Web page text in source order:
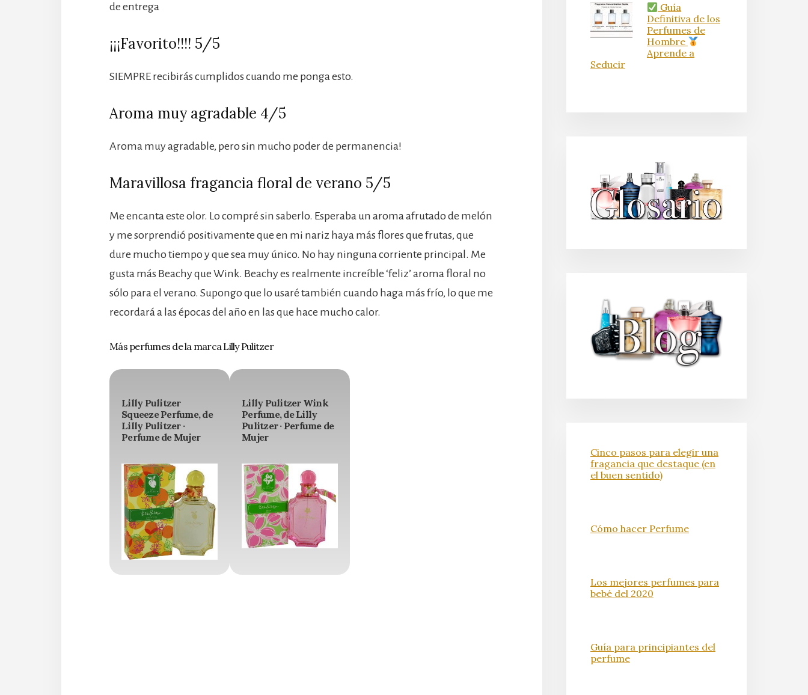
de entrega
¡¡¡Favorito!!!! 5/5
SIEMPRE recibirás cumplidos cuando me ponga esto.
Aroma muy agradable 4/5
Aroma muy agradable, pero sin mucho poder de permanencia!
Maravillosa fragancia floral de verano 5/5
Me encanta este olor. Lo compré sin saberlo. Esperaba un aroma afrutado de melón
y me sorprendió positivamente que en mi nariz haya más flores que frutas, que
dure mucho tiempo y que sea muy único. No hay ninguna corriente principal. Me
gusta más Beachy que Wink. Beachy es realmente increíble ‘feliz’ aroma floral no
sólo para el verano. Supongo que lo usaré también cuando haga más frío, lo que me
recordará a las épocas del año en las que hace mucho calor.
Más perfumes de la marca Lilly Pulitzer
Lilly Pulitzer
Squeeze Perfume, de
Lilly Pulitzer ·
Perfume de Mujer
Lilly Pulitzer Wink
Perfume, de Lilly
Pulitzer · Perfume de
Mujer
Guía
Definitiva de los
Perfumes de
Hombre
Aprende a
Seducir
Cinco pasos para elegir una
fragancia que destaque (en
el buen sentido)
Cómo hacer Perfume
Los mejores perfumes para
bebé del 2020
Guía para principiantes del
perfume